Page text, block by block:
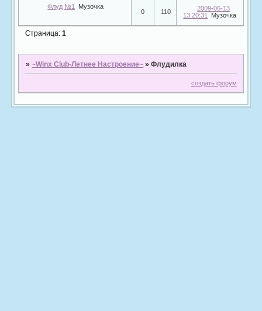
Флуд №1 Музочка
0 110
2009-06-13
13:20:31
Музочка
Страница:1
»~Winx Club-Летнее Настроение~ »Флудилка
создать форум